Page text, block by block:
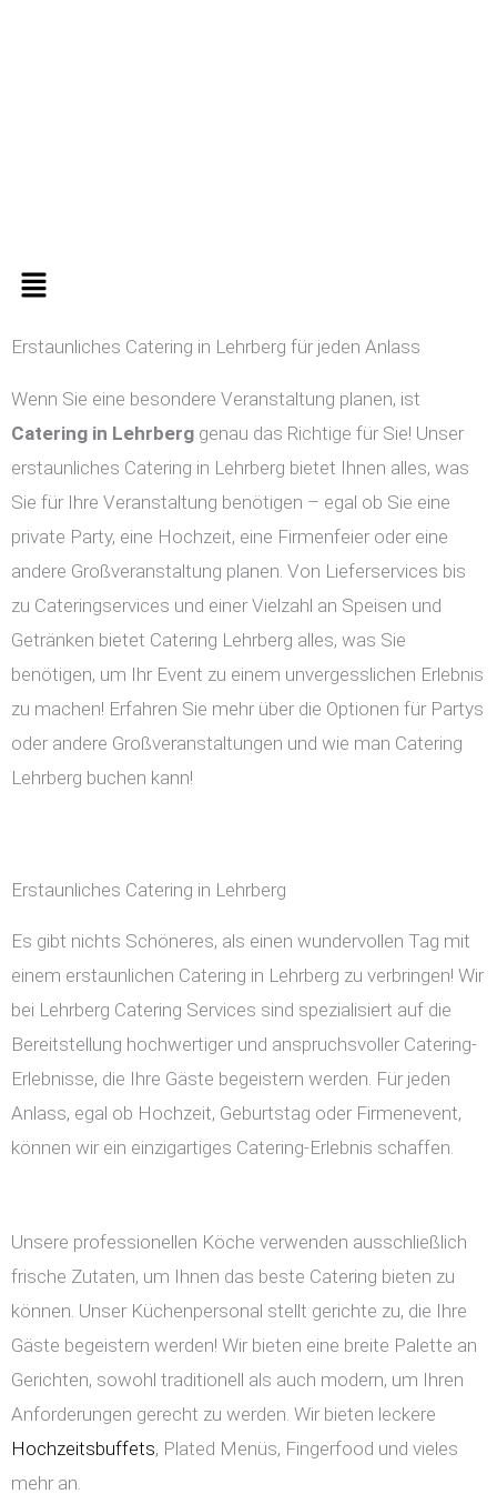
Menü
Erstaunliches Catering in Lehrberg für jeden Anlass
Wenn Sie eine besondere Veranstaltung planen, ist
Catering in Lehrberg genau das Richtige für Sie! Unser
erstaunliches Catering in Lehrberg bietet Ihnen alles, was
Sie für Ihre Veranstaltung benötigen – egal ob Sie eine
private Party, eine Hochzeit, eine Firmenfeier oder eine
andere Großveranstaltung planen. Von Lieferservices bis
zu Cateringservices und einer Vielzahl an Speisen und
Getränken bietet Catering Lehrberg alles, was Sie
benötigen, um Ihr Event zu einem unvergesslichen Erlebnis
zu machen! Erfahren Sie mehr über die Optionen für Partys
oder andere Großveranstaltungen und wie man Catering
Lehrberg buchen kann!
Erstaunliches Catering in Lehrberg
Es gibt nichts Schöneres, als einen wundervollen Tag mit
einem erstaunlichen Catering in Lehrberg zu verbringen! Wir
bei Lehrberg Catering Services sind spezialisiert auf die
Bereitstellung hochwertiger und anspruchsvoller Catering-
Erlebnisse, die Ihre Gäste begeistern werden. Für jeden
Anlass, egal ob Hochzeit, Geburtstag oder Firmenevent,
können wir ein einzigartiges Catering-Erlebnis schaffen.
Unsere professionellen Köche verwenden ausschließlich
frische Zutaten, um Ihnen das beste Catering bieten zu
können. Unser Küchenpersonal stellt gerichte zu, die Ihre
Gäste begeistern werden! Wir bieten eine breite Palette an
Gerichten, sowohl traditionell als auch modern, um Ihren
Anforderungen gerecht zu werden. Wir bieten leckere
Hochzeitsbuffets, Plated Menüs, Fingerfood und vieles
mehr an.